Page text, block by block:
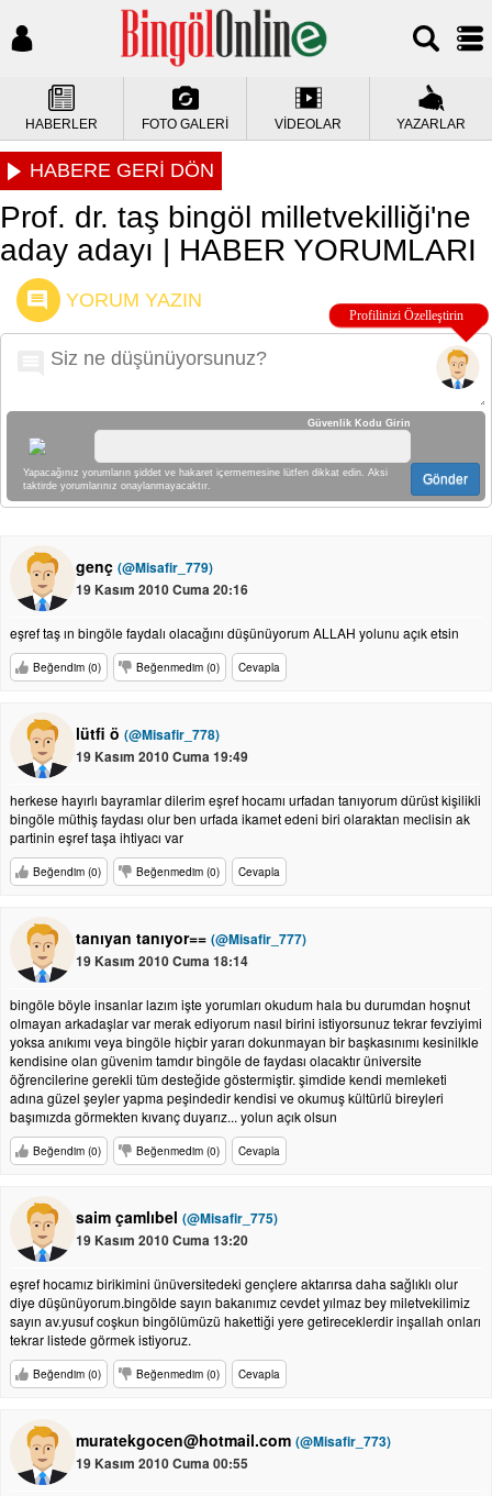
HABERLER FOTO GALERİ VİDEOLAR YAZARLAR
HABERE GERİ DÖN
Prof. dr. taş bingöl milletvekilliği'ne
aday adayı | HABER YORUMLARI
YORUM YAZIN
Güvenlik Kodu Girin
Yapacağınız yorumların şiddet ve hakaret içermemesine lütfen dikkat edin. Aksi
taktirde yorumlarınız onaylanmayacaktır.
Gönder
genç (@Misafir_779)
19 Kasım 2010 Cuma 20:16
eşref taş ın bingöle faydalı olacağını düşünüyorum ALLAH yolunu açık etsin
Beğendim (0) Beğenmedim (0) Cevapla
lütfi ö (@Misafir_778)
19 Kasım 2010 Cuma 19:49
herkese hayırlı bayramlar dilerim eşref hocamı urfadan tanıyorum dürüst kişilikli
bingöle müthiş faydası olur ben urfada ikamet edeni biri olaraktan meclisin ak
partinin eşref taşa ihtiyacı var
Beğendim (0) Beğenmedim (0) Cevapla
tanıyan tanıyor== (@Misafir_777)
19 Kasım 2010 Cuma 18:14
bingöle böyle insanlar lazım işte yorumları okudum hala bu durumdan hoşnut
olmayan arkadaşlar var merak ediyorum nasıl birini istiyorsunuz tekrar fevziyimi
yoksa anıkımı veya bingöle hiçbir yararı dokunmayan bir başkasınımı kesinilkle
kendisine olan güvenim tamdır bingöle de faydası olacaktır üniversite
öğrencilerine gerekli tüm desteğide göstermiştir. şimdide kendi memleketi
adına güzel şeyler yapma peşindedir kendisi ve okumuş kültürlü bireyleri
başımızda görmekten kıvanç duyarız... yolun açık olsun
Beğendim (0) Beğenmedim (0) Cevapla
saim çamlıbel (@Misafir_775)
19 Kasım 2010 Cuma 13:20
eşref hocamız birikimini ünüversitedeki gençlere aktarırsa daha sağlıklı olur
diye düşünüyorum.bingölde sayın bakanımız cevdet yılmaz bey miletvekilimiz
sayın av.yusuf coşkun bingölümüzü hakettiği yere getireceklerdir inşallah onları
tekrar listede görmek istiyoruz.
Beğendim (0) Beğenmedim (0) Cevapla
muratekgocen@hotmail.com (@Misafir_773)
19 Kasım 2010 Cuma 00:55